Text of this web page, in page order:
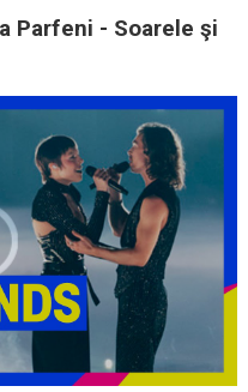
Parfeni - Soarele şi